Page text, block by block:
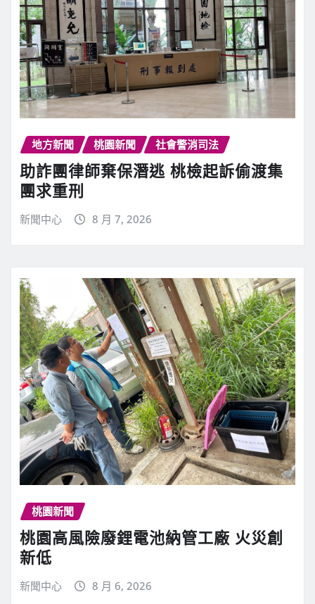
地方新聞 桃園新聞 社會警消司法
助詐團律師棄保潛逃 桃檢起訴偷渡集
團求重刑
新聞中心 8 月 7, 2026
桃園新聞
桃園高風險廢鋰電池納管工廠 火災創
新低
新聞中心 8 月 6, 2026